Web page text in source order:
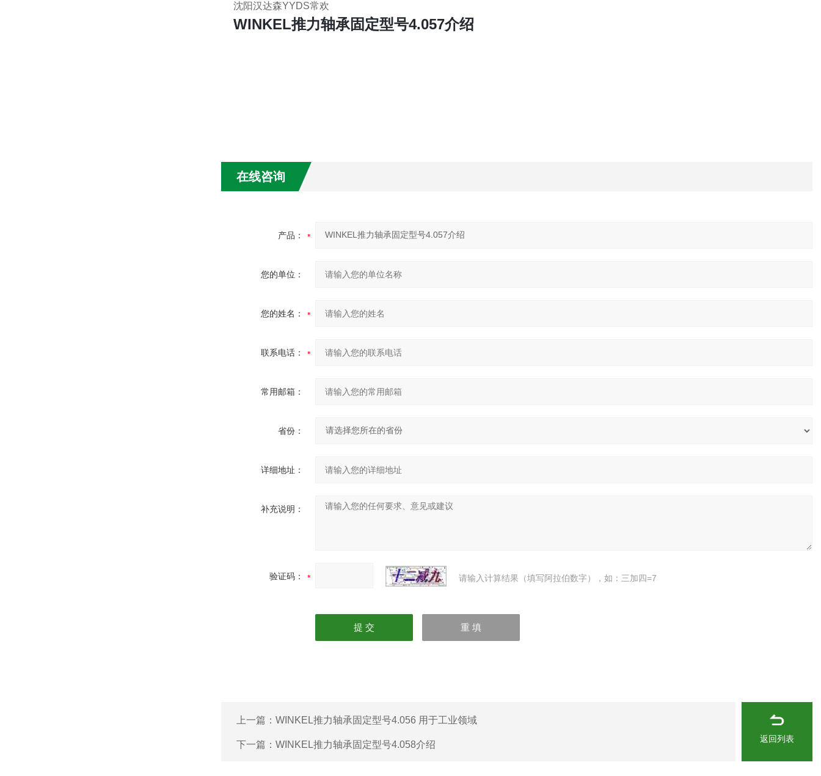
沈阳汉达森YYDS常欢
WINKEL推力轴承固定型号4.057介绍
在线咨询
产品：
您的单位：
您的姓名：
联系电话：
常用邮箱：
省份：
详细地址：
补充说明：
验证码： 请输入计算结果（填写阿拉伯数字），如：三加四=7
上一篇： WINKEL推力轴承固定型号4.056 用于工业领域
下一篇： WINKEL推力轴承固定型号4.058介绍
返回列表